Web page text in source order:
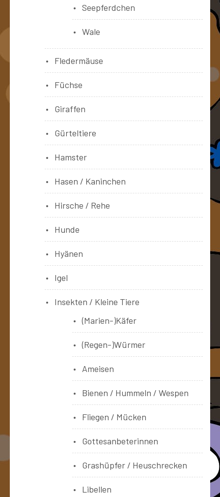
Seepferdchen
Wale
Fledermäuse
Füchse
Giraffen
Gürteltiere
Hamster
Hasen / Kaninchen
Hirsche / Rehe
Hunde
Hyänen
Igel
Insekten / Kleine Tiere
(Marien-)Käfer
(Regen-)Würmer
Ameisen
Bienen / Hummeln / Wespen
Fliegen / Mücken
Gottesanbeterinnen
Grashüpfer / Heuschrecken
Libellen